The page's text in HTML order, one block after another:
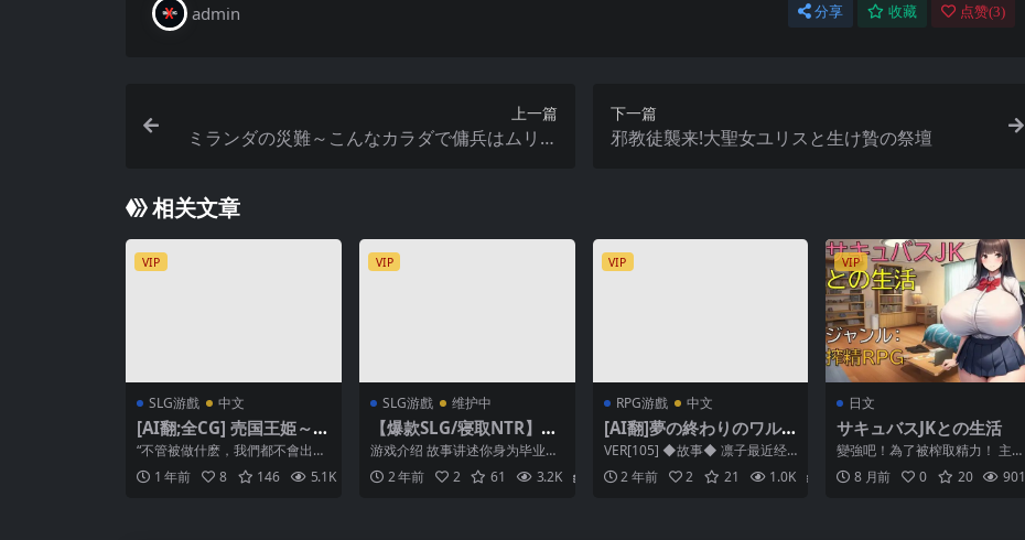
admin 分享 收藏 点赞(3)
上一篇
ミランダの災難～こんなカラダで傭兵はムリだ
下一篇
邪教徒襲来!大聖女ユリスと生け贄の祭壇
相关文章
VIP
SLG游戲 中文
[AI翻;全CG] 売国王姫～堕
落のメス豚母娘～
“不管被做什麽，我們都不會出賣
塞利奧…!” 這倆是豐收之國塞利
奧，是個在大陸邊陲...
1 年前 8 146 5.1K 2
VIP
SLG游戲 维护中
【爆款SLG/寝取NTR】与
僵尸娘在荒岛上生存（ぞ
んびっ娘アイランド ）
【安卓+pc】
游戏介绍 故事讲述你身为毕业学
生，在跟朋友一起坐飞机出国旅
游的时候，遇到了事故而...
2 年前 2 61 3.2K
VIP
RPG游戲 中文
[AI翻]夢の終わりのワル
キューレ
VER[105] ◆故事◆ 凛子最近经
常做H的梦，很困扰。在某个梦
中发生的事情…...
2 年前 2 21 1.0K
VIP
日文
サキュバスJKとの生活
變強吧！為了被榨取精力！ 主角
是一名正在暑假中的大學生。 某
天晚上，他在公園的長...
8 月前 0 20 901